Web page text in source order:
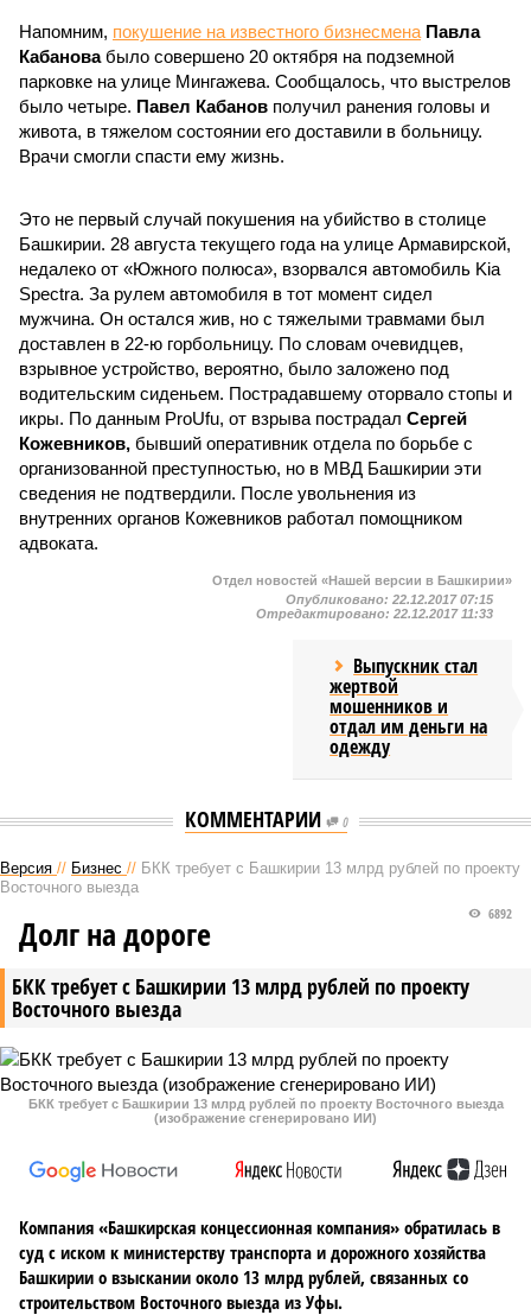
Напомним, покушение на известного бизнесмена Павла
Кабановабыло совершено 20 октября на подземной
парковке на улице Мингажева. Сообщалось, что выстрелов
было четыре. Павел Кабанов получил ранения головы и
живота, в тяжелом состоянии его доставили в больницу.
Врачи смогли спасти ему жизнь.
Это не первый случай покушения на убийство в столице
Башкирии. 28 августа текущего года на улице Армавирской,
недалеко от «Южного полюса», взорвался автомобиль Kia
Spectra. За рулем автомобиля в тот момент сидел
мужчина. Он остался жив, но с тяжелыми травмами был
доставлен в 22-ю горбольницу. По словам очевидцев,
взрывное устройство, вероятно, было заложено под
водительским сиденьем. Пострадавшему оторвало стопы и
икры. По данным ProUfu, от взрыва пострадал Сергей
Кожевников, бывший оперативник отдела по борьбе с
организованной преступностью, но в МВД Башкирии эти
сведения не подтвердили. После увольнения из
внутренних органов Кожевников работал помощником
адвоката.
Отдел новостей «Нашей версии в Башкирии»
Опубликовано: 22.12.2017 07:15
Отредактировано: 22.12.2017 11:33
Выпускник стал
жертвой
мошенников и
отдал им деньги на
одежду
КОММЕНТАРИИ 0
Версия // Бизнес // БКК требует с Башкирии 13 млрд рублей по проекту
Восточного выезда
БКК требует с Башкирии 13 млрд рублей по проекту
Восточного выезда
6892
Долг на дороге
БКК требует с Башкирии 13 млрд рублей по проекту Восточного выезда
(изображение сгенерировано ИИ)
Компания «Башкирская концессионная компания» обратилась в
суд с иском к министерству транспорта и дорожного хозяйства
Башкирии о взыскании около 13 млрд рублей, связанных со
строительством Восточного выезда из Уфы.